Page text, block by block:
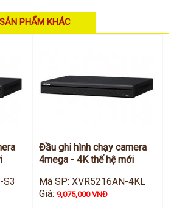
SẢN PHẨM KHÁC
S3
Đầu ghi hình chạy camera
4mega - 4K thế hệ mới
Mã SP: XVR5216AN-4KL
Giá: 9,075,000 VNĐ